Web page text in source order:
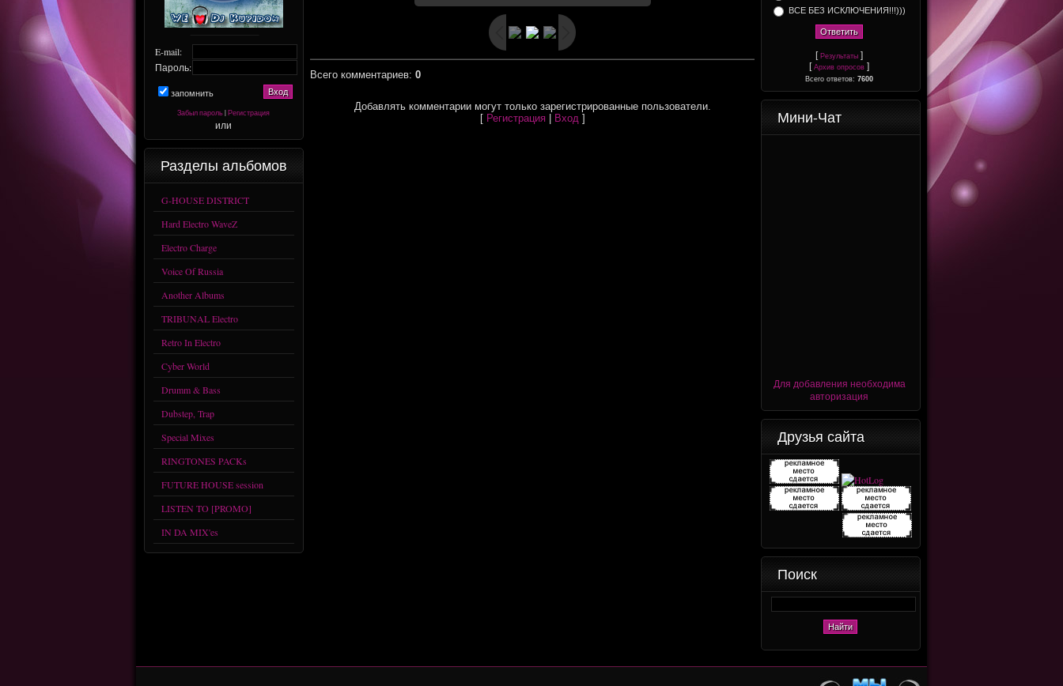
E-mail:
Пароль:
запомнить
Забыл пароль|Регистрация
или
Разделы альбомов
G-HOUSE DISTRICT
Hard Electro WaveZ
Electro Charge
Voice Of Russia
Another Albums
TRIBUNAL Electro
Retro In Electro
Cyber World
Drumm & Bass
Dubstep, Trap
Special Mixes
RINGTONES PACKs
FUTURE HOUSE session
LISTEN TO [PROMO]
IN DA MIX'es
Всего комментариев: 0
Добавлять комментарии могут только зарегистрированные пользователи.
[ Регистрация| Вход]
ВСЕ БЕЗ ИСКЛЮЧЕНИЯ!!!)))
[Результаты ]
[Архив опросов ]
Всего ответов:7600
Мини-Чат
Для добавления необходима
авторизация
Друзья сайта
Поиск